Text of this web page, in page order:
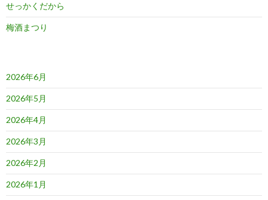
せっかくだから
梅酒まつり
2026年6月
2026年5月
2026年4月
2026年3月
2026年2月
2026年1月